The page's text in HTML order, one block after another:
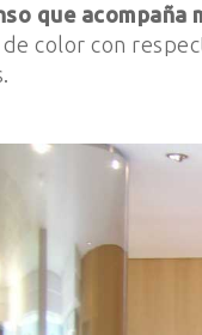
que acompaña
color con